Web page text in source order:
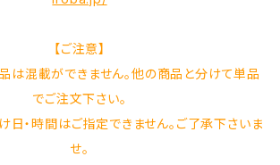
【ご注意】
は混載ができません。他の商品と分けて単品
でご注文下さい。
・時間はご指定できません。ご了承下さいま
せ。